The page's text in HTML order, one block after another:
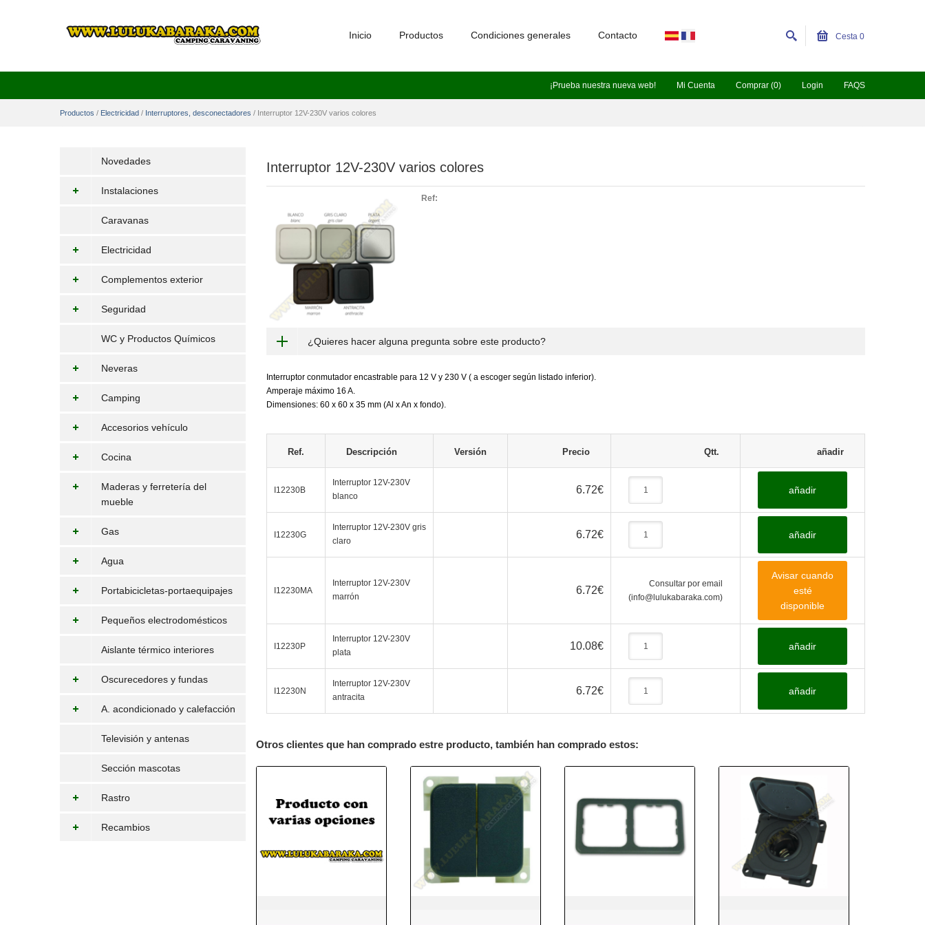
¡Prueba nuestra nueva web! Mi Cuenta Comprar (0) Login FAQS
Inicio Productos Condiciones generales Contacto Cesta 0
Productos / Electricidad / Interruptores, desconectadores / Interruptor 12V-230V varios colores
Novedades
Instalaciones
Caravanas
Electricidad
Complementos exterior
Seguridad
WC y Productos Químicos
Neveras
Camping
Accesorios vehículo
Cocina
Maderas y ferretería del
mueble
Gas
Agua
Portabicicletas-portaequipajes
Pequeños electrodomésticos
Aislante térmico interiores
Oscurecedores y fundas
A. acondicionado y calefacción
Televisión y antenas
Sección mascotas
Rastro
Recambios
Interruptor 12V-230V varios colores
Ref:
¿Quieres hacer alguna pregunta sobre este producto?
Interruptor conmutador encastrable para 12 V y 230 V ( a escoger según listado inferior).
Amperaje máximo 16 A.
Dimensiones: 60 x 60 x 35 mm (Al x An x fondo).
Ref. Descripción Versión Precio Qtt. añadir
I12230B
Interruptor 12V-230V
blanco
6.72€ añadir
I12230G
Interruptor 12V-230V gris
claro
6.72€ añadir
I12230MA
Interruptor 12V-230V
marrón
6.72€
Consultar por email
(info@lulukabaraka.com)
Avisar cuando
esté
disponible
I12230P
Interruptor 12V-230V
plata
10.08€ añadir
I12230N
Interruptor 12V-230V
antracita
6.72€ añadir
Otros clientes que han comprado estre producto, también han comprado estos: